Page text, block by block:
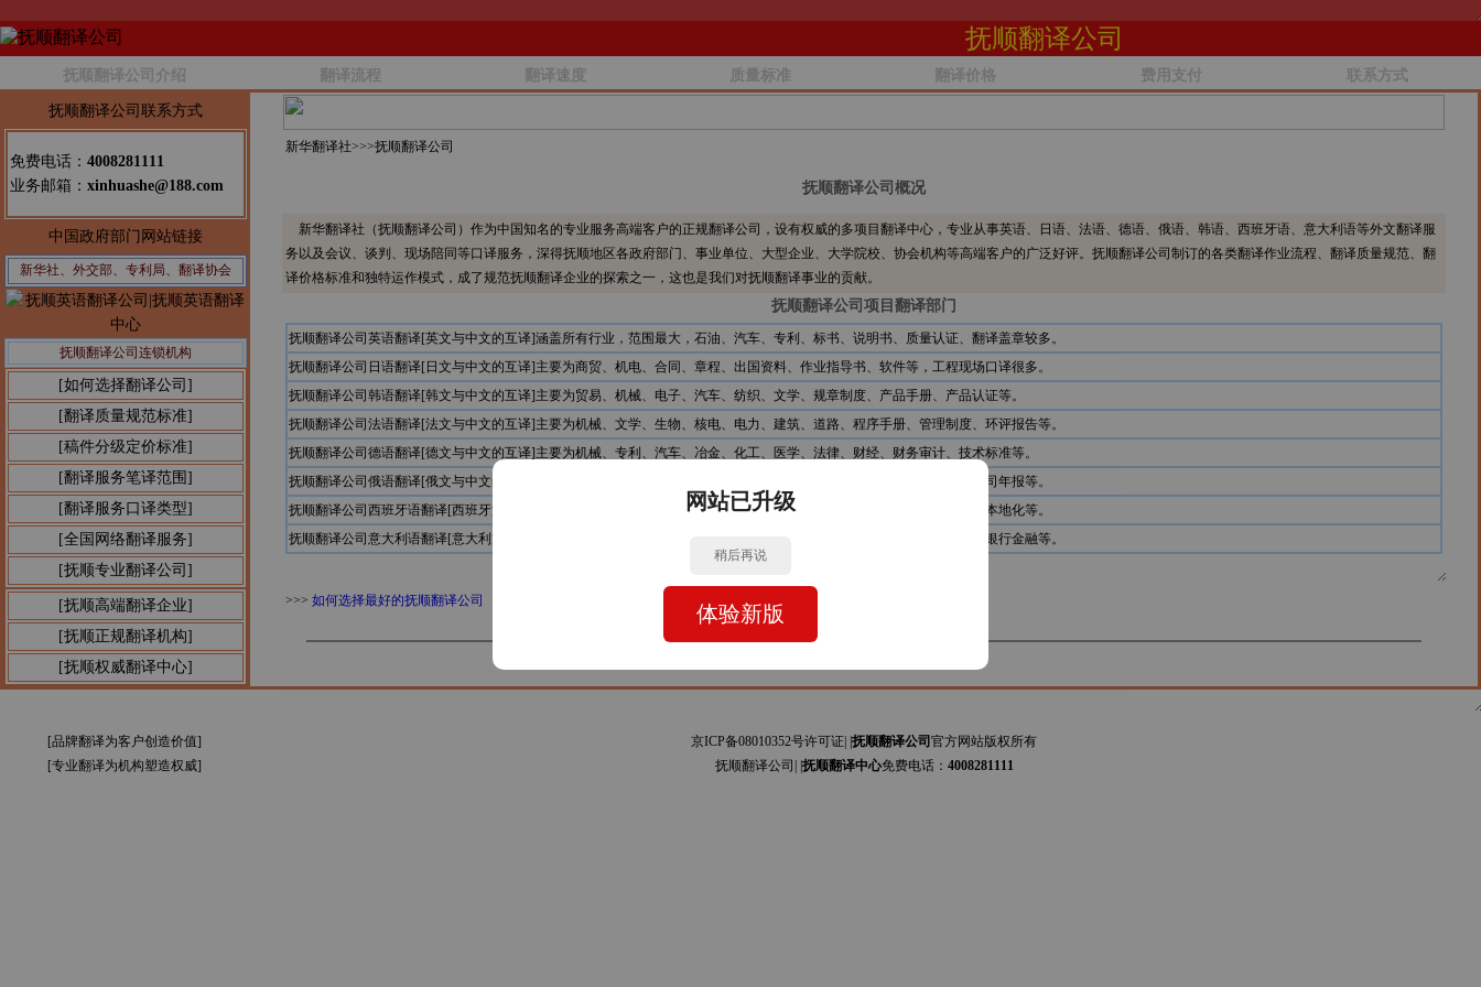
抚顺翻译公司
抚顺翻译公司介绍 翻译流程 翻译速度 质量标准 翻译价格 费用支付 联系方式
抚顺翻译公司联系方式
免费电话： 4008281111
业务邮箱： xinhuashe@188.com
中国政府部门网站链接
新华社、外交部、专利局、翻译协会
抚顺翻译公司连锁机构
[如何选择翻译公司]
[翻译质量规范标准]
[稿件分级定价标准]
[翻译服务笔译范围]
[翻译服务口译类型]
[全国网络翻译服务]
[抚顺专业翻译公司]
[抚顺高端翻译企业]
[抚顺正规翻译机构]
[抚顺权威翻译中心]
新华翻译社>>>抚顺翻译公司
抚顺翻译公司概况
新华翻译社（抚顺翻译公司）作为中国知名的专业服务高端客户的正规翻译公司，设有权威的多项目翻译中心，专业从事英语、日语、法语、德语、俄语、韩语、西班牙语、意大利语等外文翻译服
务以及会议、谈判、现场陪同等口译服务，深得抚顺地区各政府部门、事业单位、大型企业、大学院校、协会机构等高端客户的广泛好评。抚顺翻译公司制订的各类翻译作业流程、翻译质量规范、翻
译价格标准和独特运作模式，成了规范抚顺翻译企业的探索之一，这也是我们对抚顺翻译事业的贡献。
抚顺翻译公司项目翻译部门
抚顺翻译公司英语翻译[英文与中文的互译]涵盖所有行业，范围最大，石油、汽车、专利、标书、说明书、质量认证、翻译盖章较多。
抚顺翻译公司日语翻译[日文与中文的互译]主要为商贸、机电、合同、章程、出国资料、作业指导书、软件等，工程现场口译很多。
抚顺翻译公司韩语翻译[韩文与中文的互译]主要为贸易、机械、电子、汽车、纺织、文学、规章制度、产品手册、产品认证等。
抚顺翻译公司法语翻译[法文与中文的互译]主要为机械、文学、生物、核电、电力、建筑、道路、程序手册、管理制度、环评报告等。
抚顺翻译公司德语翻译[德文与中文的互译]主要为机械、专利、汽车、冶金、化工、医学、法律、财经、财务审计、技术标准等。
抚顺翻译公司俄语翻译[俄文与中文的互译]主要为石油、服装、贸易、文学、食品、机电、电信、计算机、审计报告、公司年报等。
抚顺翻译公司西班牙语翻译[西班牙文与中文的互译]主要为安装手册、设备规范、会计报表、司法文书、证书文件、网站本地化等。
抚顺翻译公司意大利语翻译[意大利文与中文的互译]主要为艺术、贸易、服装、图书、科技论文、工程资料、商标专利、银行金融等。
>>> 如何选择最好的抚顺翻译公司
[品牌翻译为客户创造价值]
[专业翻译为机构塑造权威]
京ICP备08010352号许可证| | 抚顺翻译公司 官方网站版权所有
抚顺翻译公司| | 抚顺翻译中心免费电话： 4008281111
网站已升级
稍后再说
体验新版